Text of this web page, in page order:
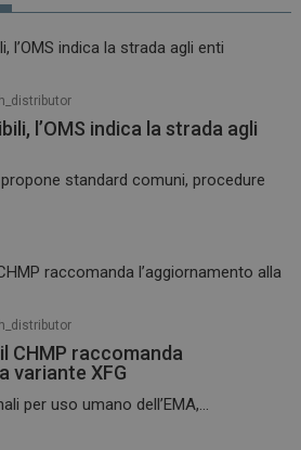
l’OMS indica la strada agli
standard comuni, procedure
CHMP raccomanda
variante XFG
per uso umano dell’EMA,...